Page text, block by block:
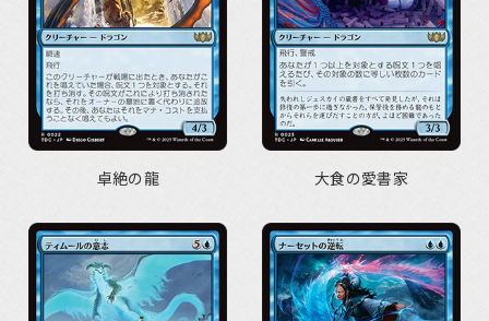
卓絶の龍 大食の愛書家